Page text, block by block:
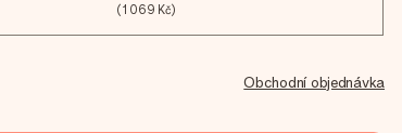
(1 069 Kč)
Obchodní objednávka